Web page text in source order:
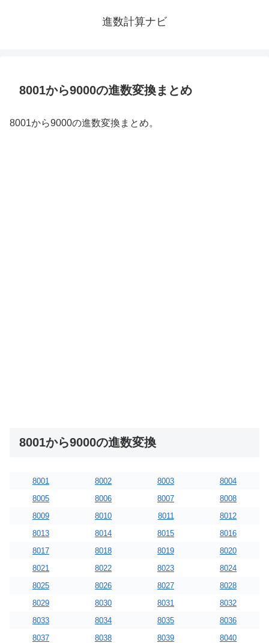
進数計算ナビ
8001から9000の進数変換まとめ
8001から9000の進数変換まとめ。
8001から9000の進数変換
8001 8002 8003
8004
8005
8006 8007
8008
8009
8010 8011
8012
8013
8014 8015
8016
8017
8018 8019
8020
8021
8022 8023
8024
8025
8026 8027
8028
8029
8030 8031
8032
8033
8034 8035
8036
8037
8038 8039
8040